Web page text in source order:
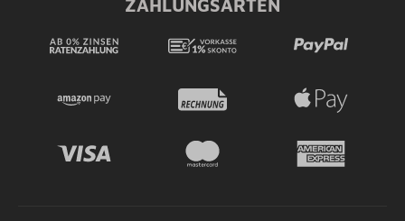
ZAHLUNGSARTEN